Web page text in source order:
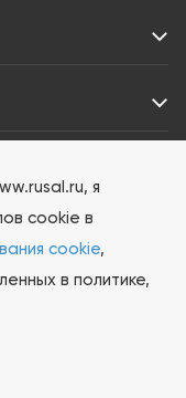
ЦРКИ»
я
cookie в
cookie,
в политике,